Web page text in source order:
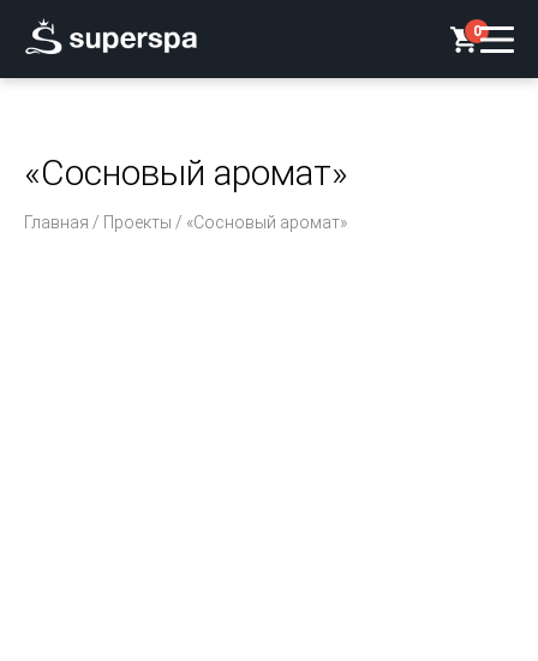
0
«Сосновый аромат»
Главная / Проекты / «Сосновый аромат»